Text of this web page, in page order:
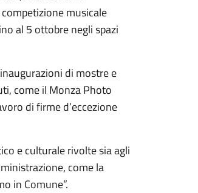
musicale
al 5 ottobre negli spazi
di mostre e
come il Monza Photo
di firme d’eccezione
e culturale rivolte sia agli
come la
in Comune”.